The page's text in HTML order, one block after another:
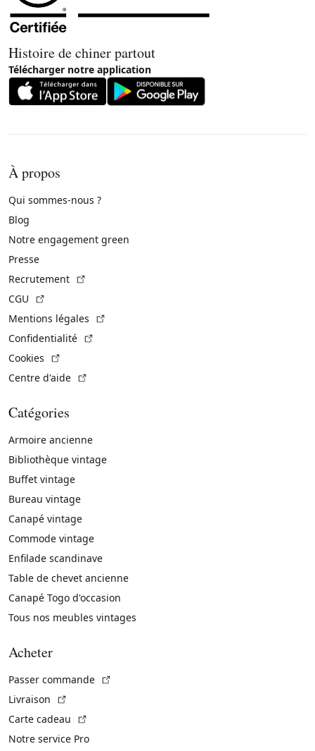
Histoire de chiner partout
Télécharger notre application
À propos
Qui sommes-nous ?
Blog
Notre engagement green
Presse
Recrutement
CGU
Mentions légales
Confidentialité
Cookies
Centre d'aide
Catégories
Armoire ancienne
Bibliothèque vintage
Buffet vintage
Bureau vintage
Canapé vintage
Commode vintage
Enfilade scandinave
Table de chevet ancienne
Canapé Togo d'occasion
Tous nos meubles vintages
Acheter
Passer commande
Livraison
Carte cadeau
Notre service Pro